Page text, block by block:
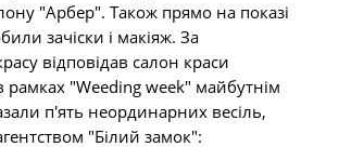
"Арбер". Також прямо на показі
зачіски і макіяж. За
відповідав салон краси
рамках "Weeding week" майбутнім
п'ять неординарних весіль,
"Білий замок":